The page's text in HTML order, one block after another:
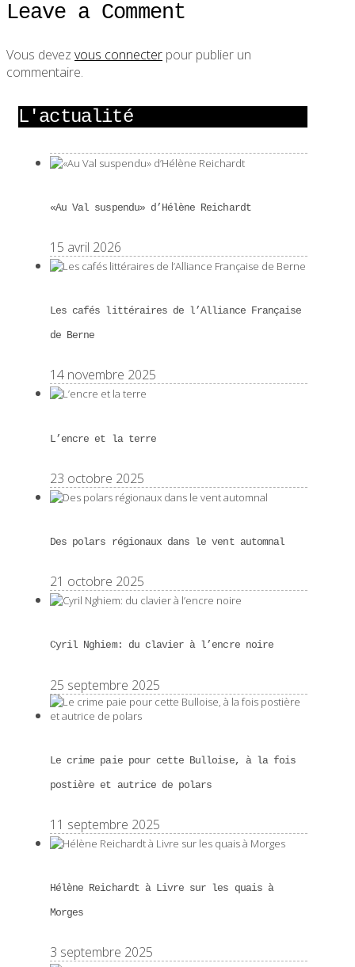
Leave a Comment
Vous devez vous connecter pour publier un
commentaire.
L'actualité
«Au Val suspendu» d’Hélène Reichardt
15 avril 2026
Les cafés littéraires de l’Alliance Française
de Berne
14 novembre 2025
L’encre et la terre
23 octobre 2025
Des polars régionaux dans le vent automnal
21 octobre 2025
Cyril Nghiem: du clavier à l’encre noire
25 septembre 2025
Le crime paie pour cette Bulloise, à la fois
postière et autrice de polars
11 septembre 2025
Hélène Reichardt à Livre sur les quais à
Morges
3 septembre 2025